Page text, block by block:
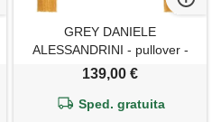
GREY DANIELE
ALESSANDRINI - pullover -
giallo ocra
139,00 €
Sped. gratuita